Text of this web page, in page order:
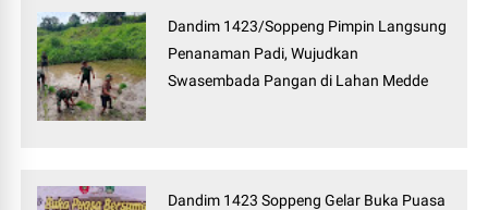
Dandim 1423/Soppeng Pimpin Langsung
Penanaman Padi, Wujudkan
Swasembada Pangan di Lahan Medde
Dandim 1423 Soppeng Gelar Buka Puasa